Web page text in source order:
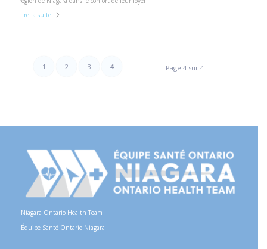
Lire la suite
Page 4 sur 4
1 2 3 4
Niagara Ontario Health Team
Équipe Santé Ontario Niagara